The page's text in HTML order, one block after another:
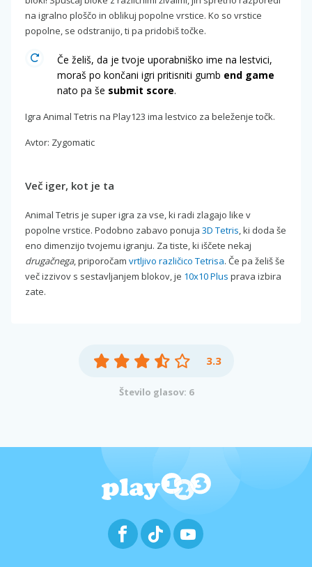
na igralno ploščo in oblikuj popolne vrstice. Ko so vrstice
popolne, se odstranijo, ti pa pridobiš točke.
Če želiš, da je tvoje uporabniško ime na lestvici,
moraš po končani igri pritisniti gumb end game
nato pa še submit score.
Igra Animal Tetris na Play123 ima lestvico za beleženje točk.
Avtor: Zygomatic
Več iger, kot je ta
Animal Tetris je super igra za vse, ki radi zlagajo like v
popolne vrstice. Podobno zabavo ponuja 3D Tetris, ki doda še
eno dimenzijo tvojemu igranju. Za tiste, ki iščete nekaj
drugačnega, priporočam vrtljivo različico Tetrisa. Če pa želiš še
več izzivov s sestavljanjem blokov, je 10x10 Plus prava izbira
zate.
3.3
Število glasov: 6